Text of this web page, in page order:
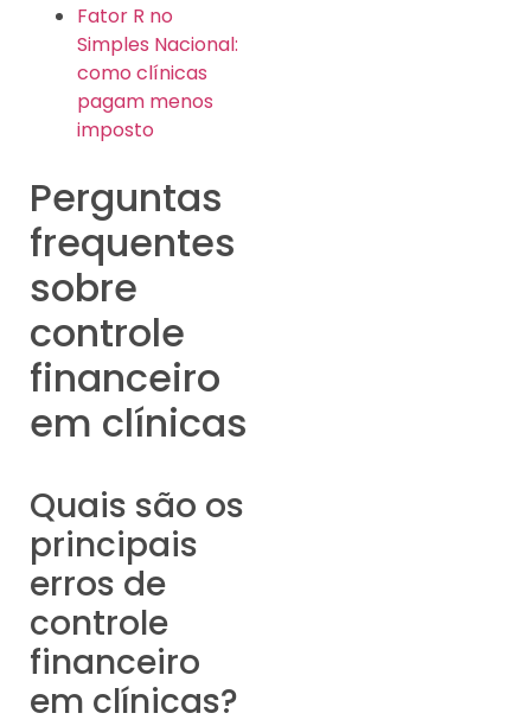
Fator R no
Simples Nacional:
como clínicas
pagam menos
imposto
Perguntas
frequentes
sobre
controle
financeiro
em clínicas
Quais são os
principais
erros de
controle
financeiro
em clínicas?